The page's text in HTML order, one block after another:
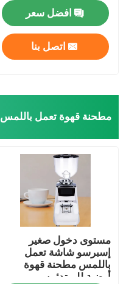
افضل سعر
اتصل بنا
مطحنة قهوة تعمل باللمس
مستوى دخول صغير
إسبرسو شاشة تعمل
باللمس مطحنة قهوة
أرضية للمبتدئين